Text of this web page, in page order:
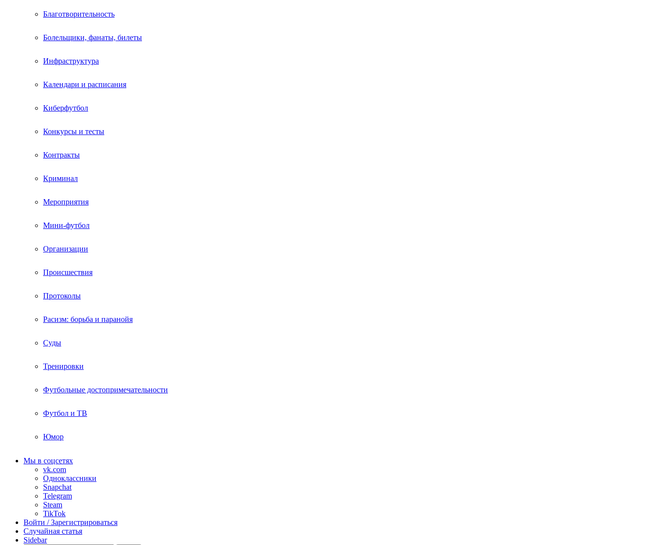
Благотворительность
Болельщики, фанаты, билеты
Инфраструктура
Календари и расписания
Киберфутбол
Конкурсы и тесты
Контракты
Криминал
Мероприятия
Мини-футбол
Организации
Происшествия
Протоколы
Расизм: борьба и паранойя
Суды
Тренировки
Футбольные достопримечательности
Футбол и ТВ
Юмор
Мы в соцсетях
vk.com
Одноклассники
Snapchat
Telegram
Steam
TikTok
Войти / Зарегистрироваться
Случайная статья
Sidebar